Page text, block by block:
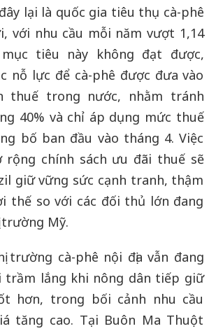
lại là quốc gia tiêu thụ cà-phê
với nhu cầu mỗi năm vượt 1,14
tiêu này không đạt được,
nỗ lực để cà-phê được đưa vào
thuế trong nước, nhằm tránh
40% và chỉ áp dụng mức thuế
bố ban đầu vào tháng 4. Việc
rộng chính sách ưu đãi thuế sẽ
giữ vững sức cạnh tranh, thậm
thế so với các đối thủ lớn đang
Mỹ.
trường cà-phê nội địa vẫn đang
lắng khi nông dân tiếp giữ
hơn, trong bối cảnh nhu cầu
tăng cao. Tại Buôn Ma Thuột